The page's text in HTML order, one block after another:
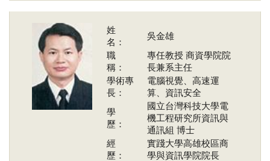
姓
名：
吳金雄
職
稱：
專任教授 商資學院院
長兼系主任
學術專
長：
電腦視覺、高速運
算、資訊安全
學
歷：
國立台灣科技大學電
機工程研究所資訊與
通訊組 博士
經
歷：
實踐大學高雄校區商
學與資訊學院院長